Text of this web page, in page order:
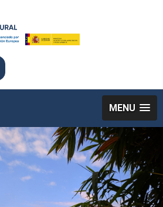
MENU